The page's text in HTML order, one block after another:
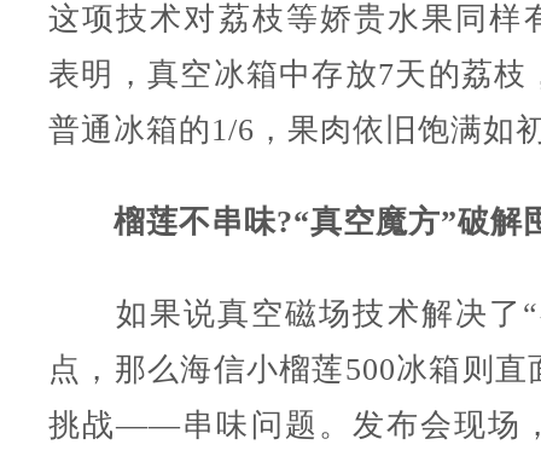
这项技术对荔枝等娇贵水果同
表明，真空冰箱中存放7天的荔枝
普通冰箱的1/6，果肉依旧饱满如
榴莲不串味?“真空魔方”破解
如果说真空磁场技术解决了“
点，那么海信小榴莲500冰箱则直
挑战——串味问题。发布会现场